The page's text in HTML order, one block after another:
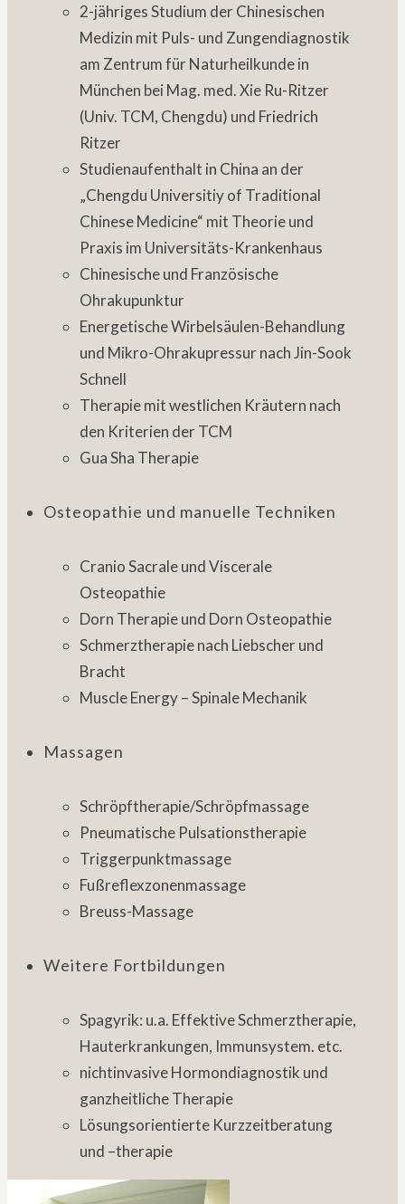
2-jähriges Studium der Chinesischen
Medizin mit Puls- und Zungendiagnostik
am Zentrum für Naturheilkunde in
München bei Mag. med. Xie Ru-Ritzer
(Univ. TCM, Chengdu) und Friedrich
Ritzer
Studienaufenthalt in China an der
„Chengdu Universitiy of Traditional
Chinese Medicine“ mit Theorie und
Praxis im Universitäts-Krankenhaus
Chinesische und Französische
Ohrakupunktur
Energetische Wirbelsäulen-Behandlung
und Mikro-Ohrakupressur nach Jin-Sook
Schnell
Therapie mit westlichen Kräutern nach
den Kriterien der TCM
Gua Sha Therapie
Osteopathie und manuelle Techniken
Cranio Sacrale und Viscerale
Osteopathie
Dorn Therapie und Dorn Osteopathie
Schmerztherapie nach Liebscher und
Bracht
Muscle Energy – Spinale Mechanik
Massagen
Schröpftherapie/Schröpfmassage
Pneumatische Pulsationstherapie
Triggerpunktmassage
Fußreflexzonenmassage
Breuss-Massage
Weitere Fortbildungen
Spagyrik: u.a. Effektive Schmerztherapie,
Hauterkrankungen, Immunsystem. etc.
nichtinvasive Hormondiagnostik und
ganzheitliche Therapie
Lösungsorientierte Kurzzeitberatung
und –therapie